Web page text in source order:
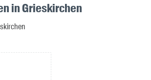
in Grieskirchen